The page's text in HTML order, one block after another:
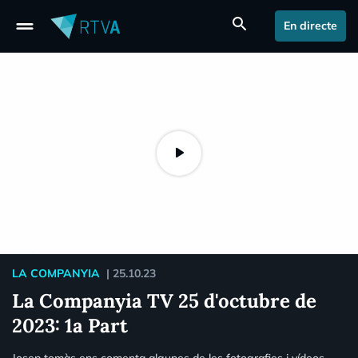
drag_handle search En directe
LA COMPANYIA | 25.10.23
La Companyia TV 25 d'octubre de
2023: 1a Part